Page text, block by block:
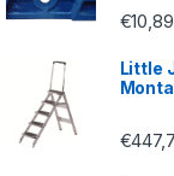
€10,89
Little
€